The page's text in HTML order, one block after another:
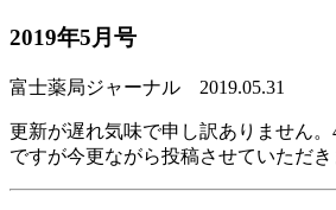
2019年5月号
富士薬局ジャーナル 2019.05.31
更新が遅れ気味で申し訳ありません
ですが今更ながら投稿させていただき